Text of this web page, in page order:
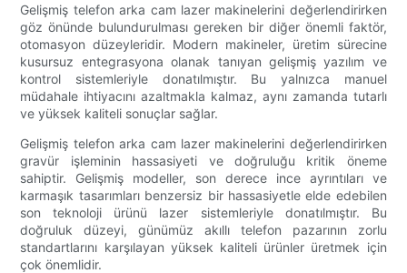
Gelişmiş telefon arka cam lazer makinelerini değerlendirirken
göz önünde bulundurulması gereken bir diğer önemli faktör,
otomasyon düzeyleridir. Modern makineler, üretim sürecine
kusursuz entegrasyona olanak tanıyan gelişmiş yazılım ve
kontrol sistemleriyle donatılmıştır. Bu yalnızca manuel
müdahale ihtiyacını azaltmakla kalmaz, aynı zamanda tutarlı
ve yüksek kaliteli sonuçlar sağlar.
Gelişmiş telefon arka cam lazer makinelerini değerlendirirken
gravür işleminin hassasiyeti ve doğruluğu kritik öneme
sahiptir. Gelişmiş modeller, son derece ince ayrıntıları ve
karmaşık tasarımları benzersiz bir hassasiyetle elde edebilen
son teknoloji ürünü lazer sistemleriyle donatılmıştır. Bu
doğruluk düzeyi, günümüz akıllı telefon pazarının zorlu
standartlarını karşılayan yüksek kaliteli ürünler üretmek için
çok önemlidir.